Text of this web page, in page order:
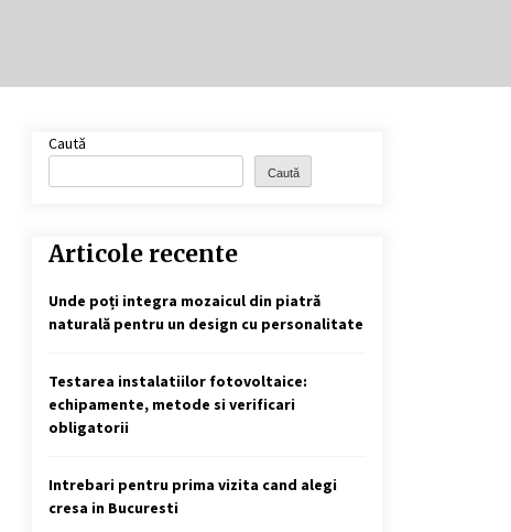
2 ani ago
2 ani ago
Caută
Caută
Articole recente
Unde poți integra mozaicul din piatră
naturală pentru un design cu personalitate
Testarea instalatiilor fotovoltaice:
echipamente, metode si verificari
obligatorii
Intrebari pentru prima vizita cand alegi
cresa in Bucuresti